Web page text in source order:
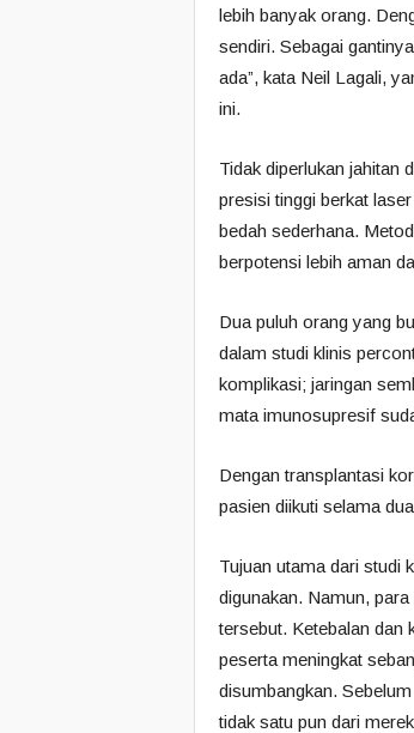
lebih banyak orang.
sendiri. Sebagai
ada”, kata Neil Lagali,
ini.
Tidak diperlukan jahitan
presisi tinggi berkat
bedah sederhana.
berpotensi lebih aman
Dua puluh orang yang
dalam studi klinis
komplikasi; jaringan
mata imunosupresif
Dengan transplantasi
pasien diikuti selama
Tujuan utama dari studi
digunakan. Namun,
tersebut. Ketebalan dan
peserta meningkat
disumbangkan.
tidak satu pun dari